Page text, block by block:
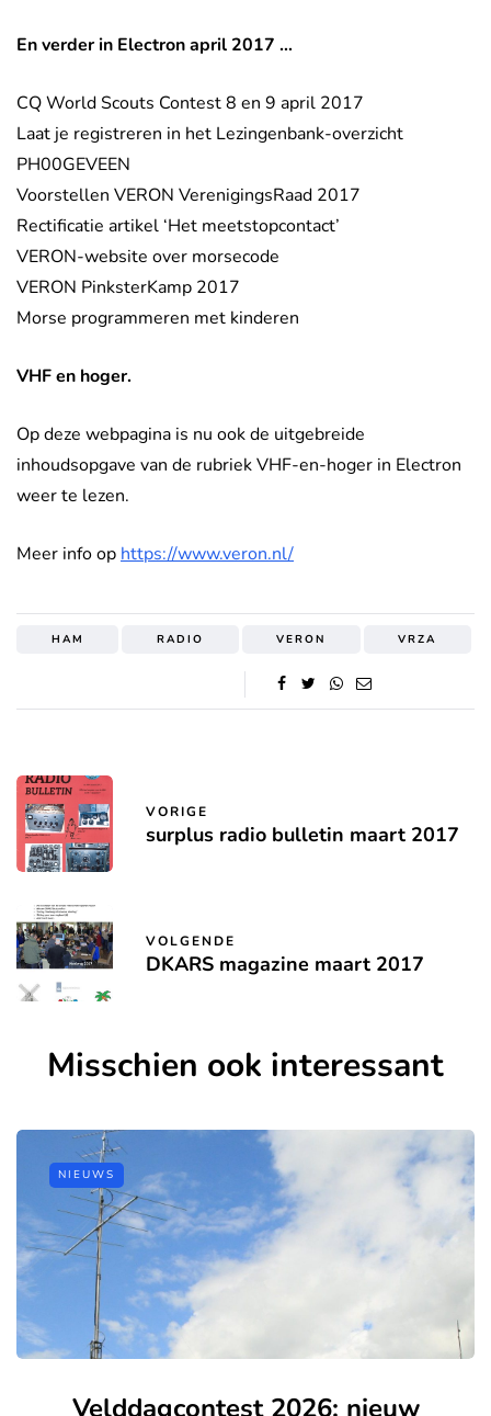
En verder in Electron april 2017 …
CQ World Scouts Contest 8 en 9 april 2017
Laat je registreren in het Lezingenbank-overzicht
PH00GEVEEN
Voorstellen VERON VerenigingsRaad 2017
Rectificatie artikel ‘Het meetstopcontact’
VERON-website over morsecode
VERON PinksterKamp 2017
Morse programmeren met kinderen
VHF en hoger.
Op deze webpagina is nu ook de uitgebreide
inhoudsopgave van de rubriek VHF-en-hoger in Electron
weer te lezen.
Meer info op https://www.veron.nl/
HAM RADIO VERON VRZA
VORIGE
surplus radio bulletin maart 2017
VOLGENDE
DKARS magazine maart 2017
Misschien ook interessant
NIEUWS
Velddagcontest 2026: nieuw